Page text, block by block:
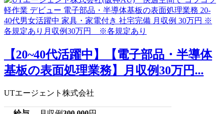
【20~40代活躍中】【電子部品・半導体
基板の表面処理業務】月収例30万円...
UTエージェント株式会社